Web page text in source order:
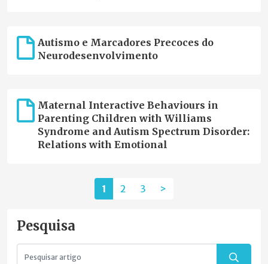
Autismo e Marcadores Precoces do
Neurodesenvolvimento
Maternal Interactive Behaviours in
Parenting Children with Williams
Syndrome and Autism Spectrum Disorder:
Relations with Emotional
1 2 3 >
Pesquisa